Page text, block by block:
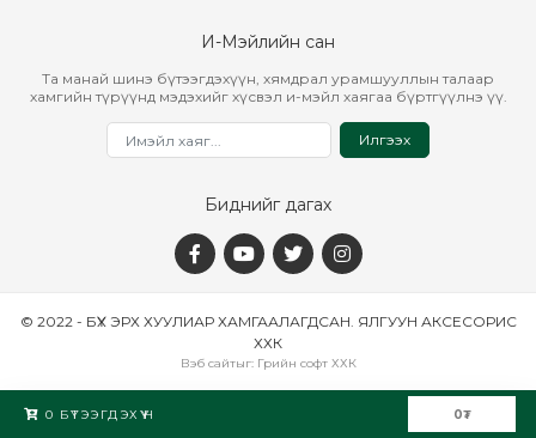
И-Мэйлийн сан
Та манай шинэ бүтээгдэхүүн, хямдрал урамшууллын талаар
хамгийн түрүүнд мэдэхийг хүсвэл и-мэйл хаягаа бүртгүүлнэ үү.
Илгээх
Биднийг дагах
© 2022 - БҮХ ЭРХ ХУУЛИАР ХАМГААЛАГДСАН. ЯЛГУУН АКСЕСОРИС
ХХК
Вэб сайтыг: Грийн софт ХХК
0 БҮТЭЭГДЭХҮҮН 0₮